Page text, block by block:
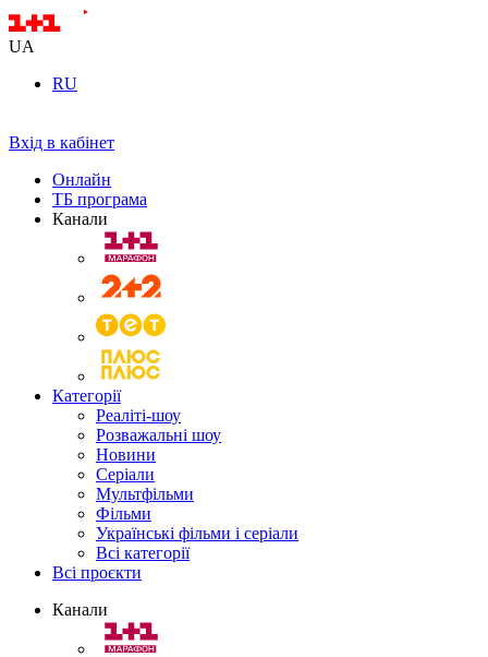
UA
RU
Вхід в кабінет
Онлайн
ТБ програма
Канали
Категорії
Реаліті-шоу
Розважальні шоу
Новини
Серіали
Мультфільми
Фільми
Українські фільми і серіали
Всі категорії
Всі проєкти
Канали